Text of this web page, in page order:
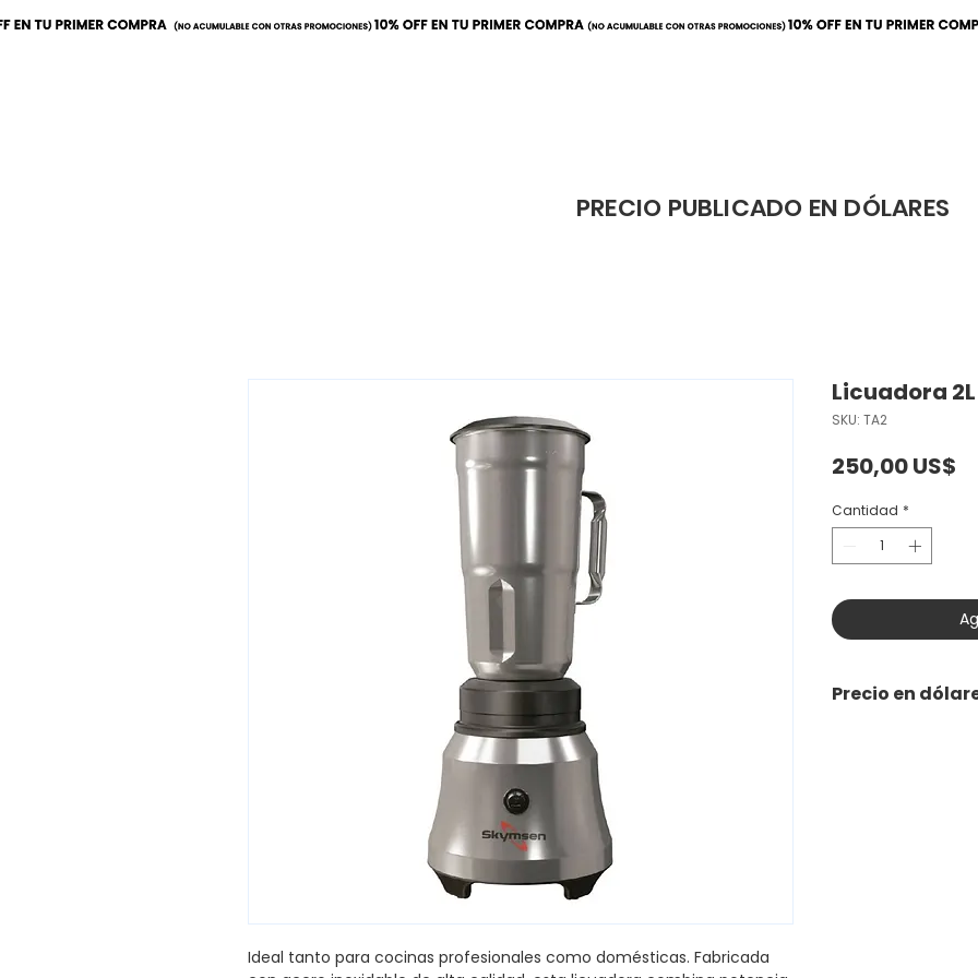
PRECIO PUBLICADO EN DÓLARES
Ideal tanto para cocinas profesionales como domésticas. Fabricada
Licuadora
SKU: TA2
250,00 US$
Cantidad *
Precio en